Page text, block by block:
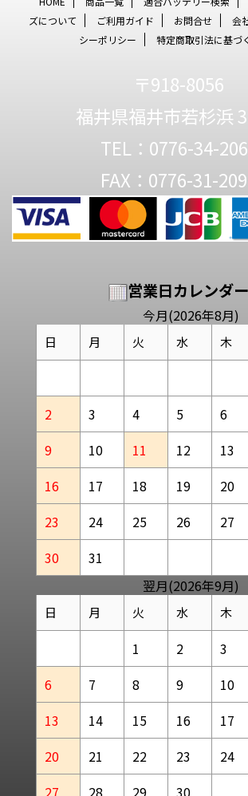
ズについて
ご利用ガイド お問合せ 会
シーポリシー
特定商取引法に基づ
〒918-8056
福井県福井市若杉浜
TEL：0776-34-
FAX：0776-31-
営業日カレンダー
今月(2026年8月)
日 月 火 水 木
2
3 4 5 6
9
10 11 12 13
16
17 18 19 20
23
24 25 26 27
30
31
翌月(2026年9月)
日 月 火 水 木
1 2 3
6
7 8 9 10
13
14 15 16 17
20
21 22 23 24
27
28 29 30